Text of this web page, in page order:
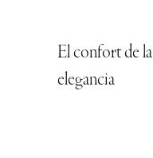
El confort de la
elegancia